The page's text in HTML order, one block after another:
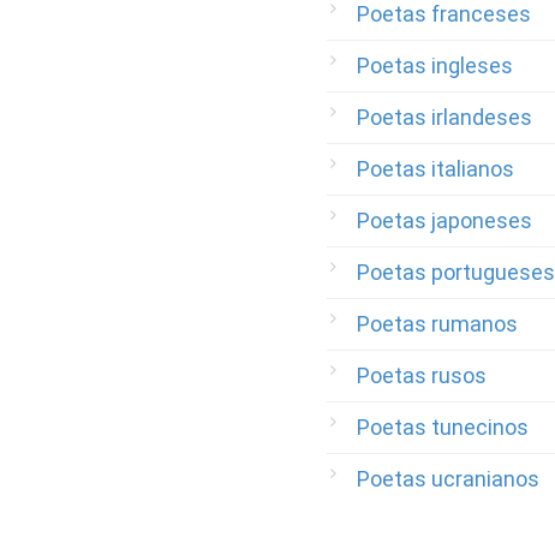
Poetas franceses
Poetas ingleses
Poetas irlandeses
Poetas italianos
Poetas japoneses
Poetas portugueses
Poetas rumanos
Poetas rusos
Poetas tunecinos
Poetas ucranianos